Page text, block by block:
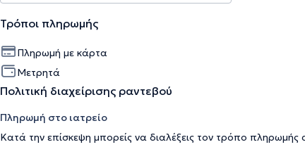
Τρόποι πληρωμής
Πληρωμή με κάρτα
Μετρητά
Πολιτική διαχείρισης ραντεβού
Πληρωμή στο ιατρείο
Κατά την επίσκεψη μπορείς να διαλέξεις τον τρόπο